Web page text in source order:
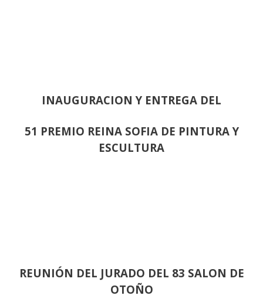
INAUGURACION Y ENTREGA DEL
51 PREMIO REINA SOFIA DE PINTURA Y
ESCULTURA
REUNIÓN DEL JURADO DEL 83 SALON DE
OTOÑO